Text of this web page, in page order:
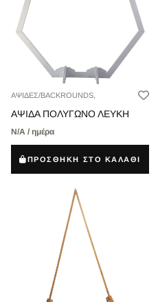
ΑΨΙΔΕΣ/BACKROUNDS,
ΑΨΙΔΑ ΠΟΛΥΓΩΝΟ ΛΕΥΚΗ
Ν/Α / ημέρα
ΠΡΟΣΘΗΚΗ ΣΤΟ ΚΑΛΑΘΙ